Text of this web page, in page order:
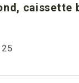
25